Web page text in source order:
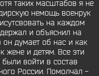
таких масштабов я не
немощь военрук
на каждом
и объяснил на
он думает об нас и как
жене и детям. Все эти
войти в состав
России. Помолчал -